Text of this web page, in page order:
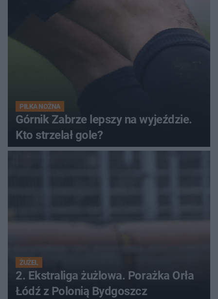
PIŁKA NOŻNA
Górnik Zabrze lepszy na wyjeździe.
Kto strzelał gole?
ŻUŻEL
2. Ekstraliga żużlowa. Porażka Orła
Łódź z Polonią Bydgoszcz